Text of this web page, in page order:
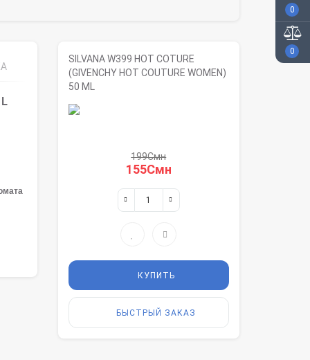
0
0
SILVANA W399 HOT COTURE
(GIVENCHY HOT COUTURE WOMEN)
50 ML
199Смн
155Смн
КУПИТЬ
БЫСТРЫЙ ЗАКАЗ